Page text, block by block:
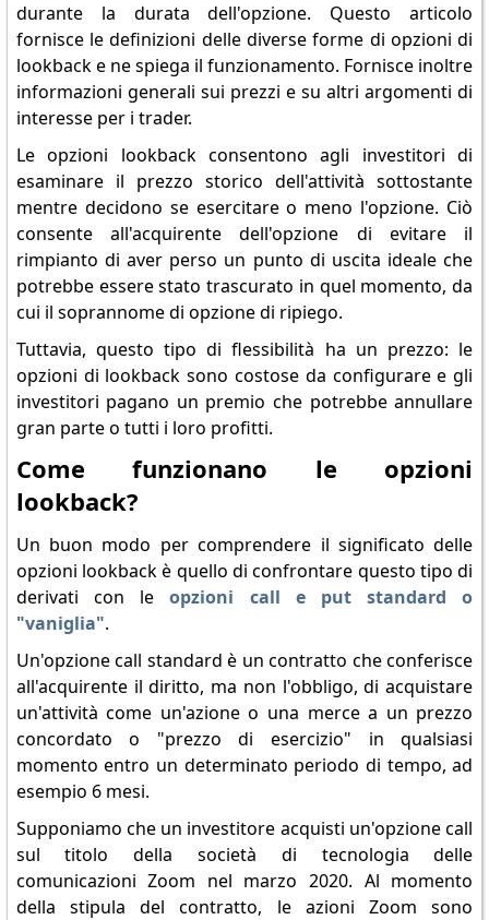
durante la durata dell'opzione. Questo articolo
fornisce le definizioni delle diverse forme di opzioni di
lookback e ne spiega il funzionamento. Fornisce inoltre
informazioni generali sui prezzi e su altri argomenti di
interesse per i trader.
Le opzioni lookback consentono agli investitori di
esaminare il prezzo storico dell'attività sottostante
mentre decidono se esercitare o meno l'opzione. Ciò
consente all'acquirente dell'opzione di evitare il
rimpianto di aver perso un punto di uscita ideale che
potrebbe essere stato trascurato in quel momento, da
cui il soprannome di opzione di ripiego.
Tuttavia, questo tipo di flessibilità ha un prezzo: le
opzioni di lookback sono costose da configurare e gli
investitori pagano un premio che potrebbe annullare
gran parte o tutti i loro profitti.
Come funzionano le opzioni
lookback?
Un buon modo per comprendere il significato delle
opzioni lookback è quello di confrontare questo tipo di
derivati con leopzioni call e put standard o
"vaniglia".
Un'opzione call standard è un contratto che conferisce
all'acquirente il diritto, ma non l'obbligo, di acquistare
un'attività come un'azione o una merce a un prezzo
concordato o "prezzo di esercizio" in qualsiasi
momento entro un determinato periodo di tempo, ad
esempio 6 mesi.
Supponiamo che un investitore acquisti un'opzione call
sul titolo della società di tecnologia delle
comunicazioni Zoom nel marzo 2020. Al momento
della stipula del contratto, le azioni Zoom sono